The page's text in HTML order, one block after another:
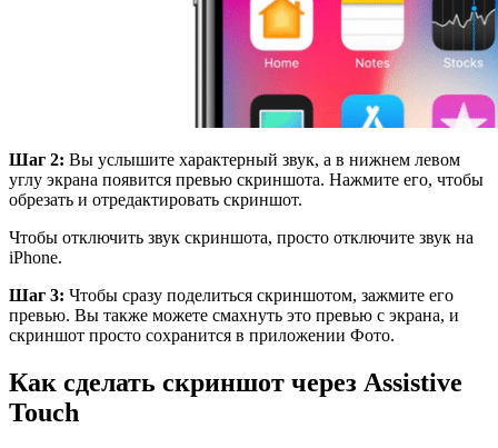
Шаг 2: Вы услышите характерный звук, а в нижнем левом
углу экрана появится превью скриншота. Нажмите его, чтобы
обрезать и отредактировать скриншот.
Чтобы отключить звук скриншота, просто отключите звук на
iPhone.
Шаг 3: Чтобы сразу поделиться скриншотом, зажмите его
превью. Вы также можете смахнуть это превью с экрана, и
скриншот просто сохранится в приложении Фото.
Как сделать скриншот через Assistive
Touch